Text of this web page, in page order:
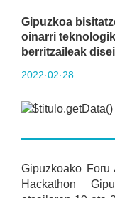
Gipuzkoa
oinarri
berritzaileak
2022·02·28
Gipuzkoako Foru
Hackathon